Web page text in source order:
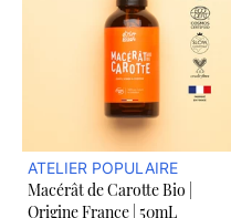
ATELIER POPULAIRE
Macérât de Carotte Bio |
Origine France | 50mL